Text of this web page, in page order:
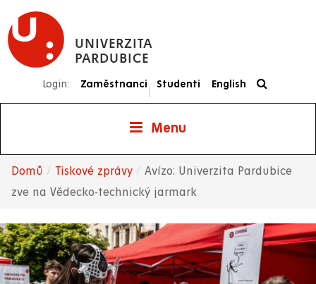
Přejít
hlavnímu
UNIVERZITA
PARDUBICE
Login: Zaměstnanci
|
Studenti English
Menu
Drobečková
navigace
Domů Tiskové zprávy
Avízo: Univerzita Pardubice
zve na Vědecko-technický jarmark